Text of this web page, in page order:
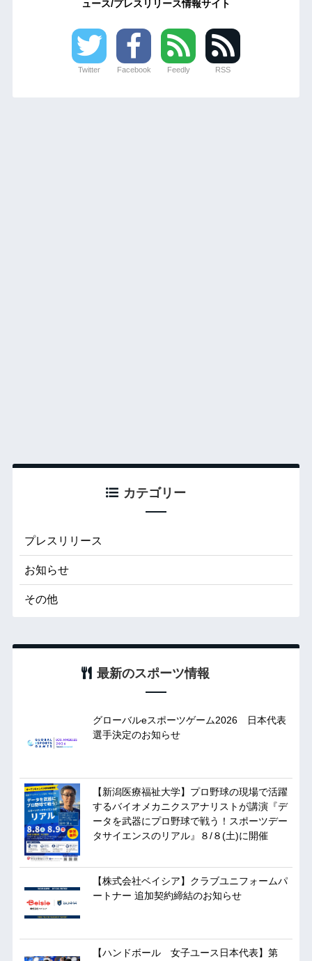
ュース/プレスリリース情報サイト
Twitter Facebook Feedly RSS
カテゴリー
プレスリリース
お知らせ
その他
最新のスポーツ情報
グローバルeスポーツゲーム2026 日本代表
選手決定のお知らせ
【新潟医療福祉大学】プロ野球の現場で活躍
するバイオメカニクスアナリストが講演『デ
ータを武器にプロ野球で戦う！スポーツデー
タサイエンスのリアル』８/８(土)に開催
【株式会社ベイシア】クラブユニフォームパ
ートナー 追加契約締結のお知らせ
【ハンドボール 女子ユース日本代表】第